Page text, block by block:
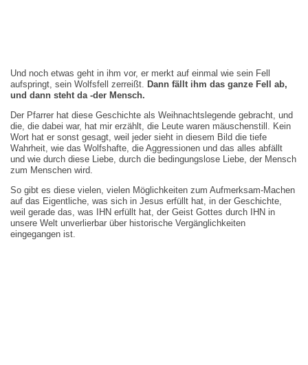
Und noch etwas geht in ihm vor, er merkt auf einmal wie sein Fell
aufspringt, sein Wolfsfell zerreißt. Dann fällt ihm das ganze Fell ab,
und dann steht da -der Mensch.
Der Pfarrer hat diese Geschichte als Weihnachtslegende gebracht, und
die, die dabei war, hat mir erzählt, die Leute waren mäuschenstill. Kein
Wort hat er sonst gesagt, weil jeder sieht in diesem Bild die tiefe
Wahrheit, wie das Wolfshafte, die Aggressionen und das alles abfällt
und wie durch diese Liebe, durch die bedingungslose Liebe, der Mensch
zum Menschen wird.
So gibt es diese vielen, vielen Möglichkeiten zum Aufmerksam-Machen
auf das Eigentliche, was sich in Jesus erfüllt hat, in der Geschichte,
weil gerade das, was IHN erfüllt hat, der Geist Gottes durch IHN in
unsere Welt unverlierbar über historische Vergänglichkeiten
eingegangen ist.